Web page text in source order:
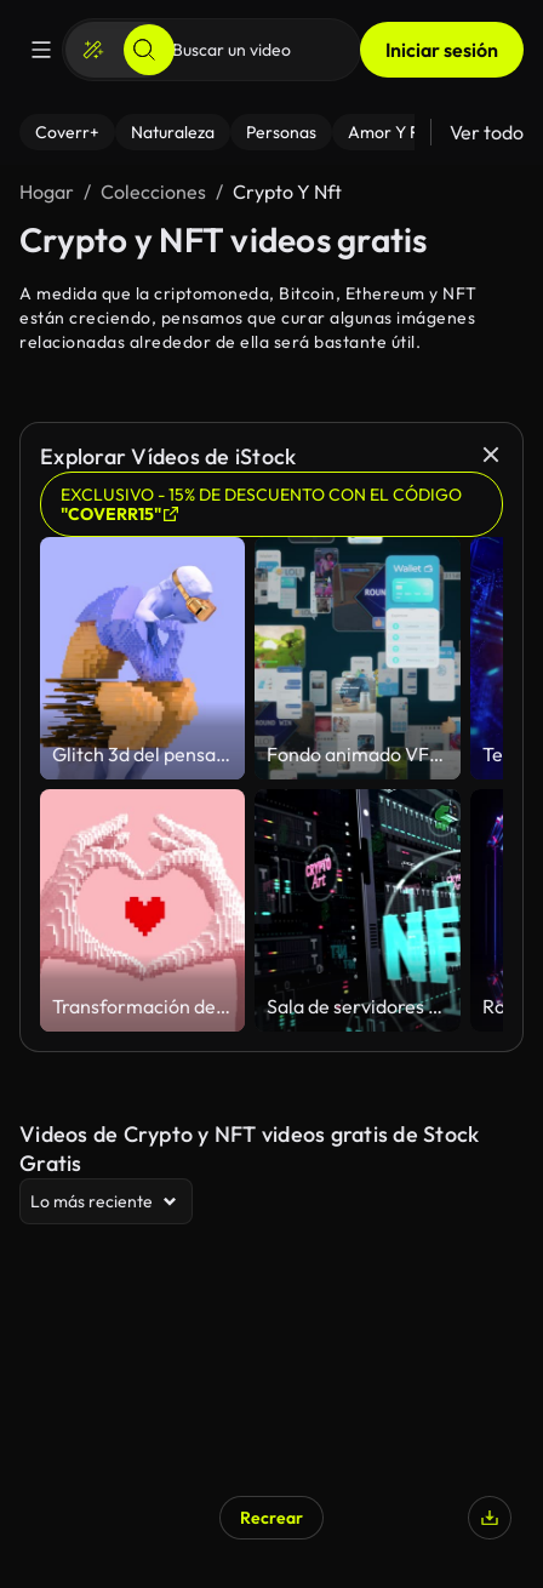
Iniciar sesión
Coverr+ Naturaleza Personas Amor Y Relaciones
Ver todo
Hogar Colecciones Crypto Y Nft
Crypto y NFT videos gratis
A medida que la criptomoneda, Bitcoin, Ethereum y NFT
están creciendo, pensamos que curar algunas imágenes
relacionadas alrededor de ella será bastante útil.
Explorar Vídeos de iStock
EXCLUSIVO - 15% DE DESCUENTO CON EL CÓDIGO
"COVERR15"
Glitch 3d del pensador de esculturas Fondo animado VFX con realidad virtual de redes sociales interconectada por Internet en la web mundial. Concepto de Internet de las cosas con videos, avatares, perfiles que fluyen en el espacio de información en línea.
Transformación de un píxel 3D en un corazón digital de manos Sala de servidores con animación de bucle de símbolos NFT Crypto Art
Videos de Crypto y NFT videos gratis de Stock
Gratis
Lo más reciente
Recrear